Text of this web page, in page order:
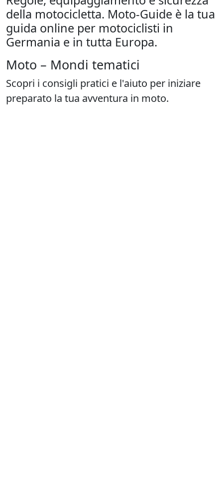
della motocicletta. Moto-Guide è la tua
guida online per motociclisti in
Germania e in tutta Europa.
Moto – Mondi tematici
Scopri i consigli pratici e l'aiuto per iniziare
preparato la tua avventura in moto.